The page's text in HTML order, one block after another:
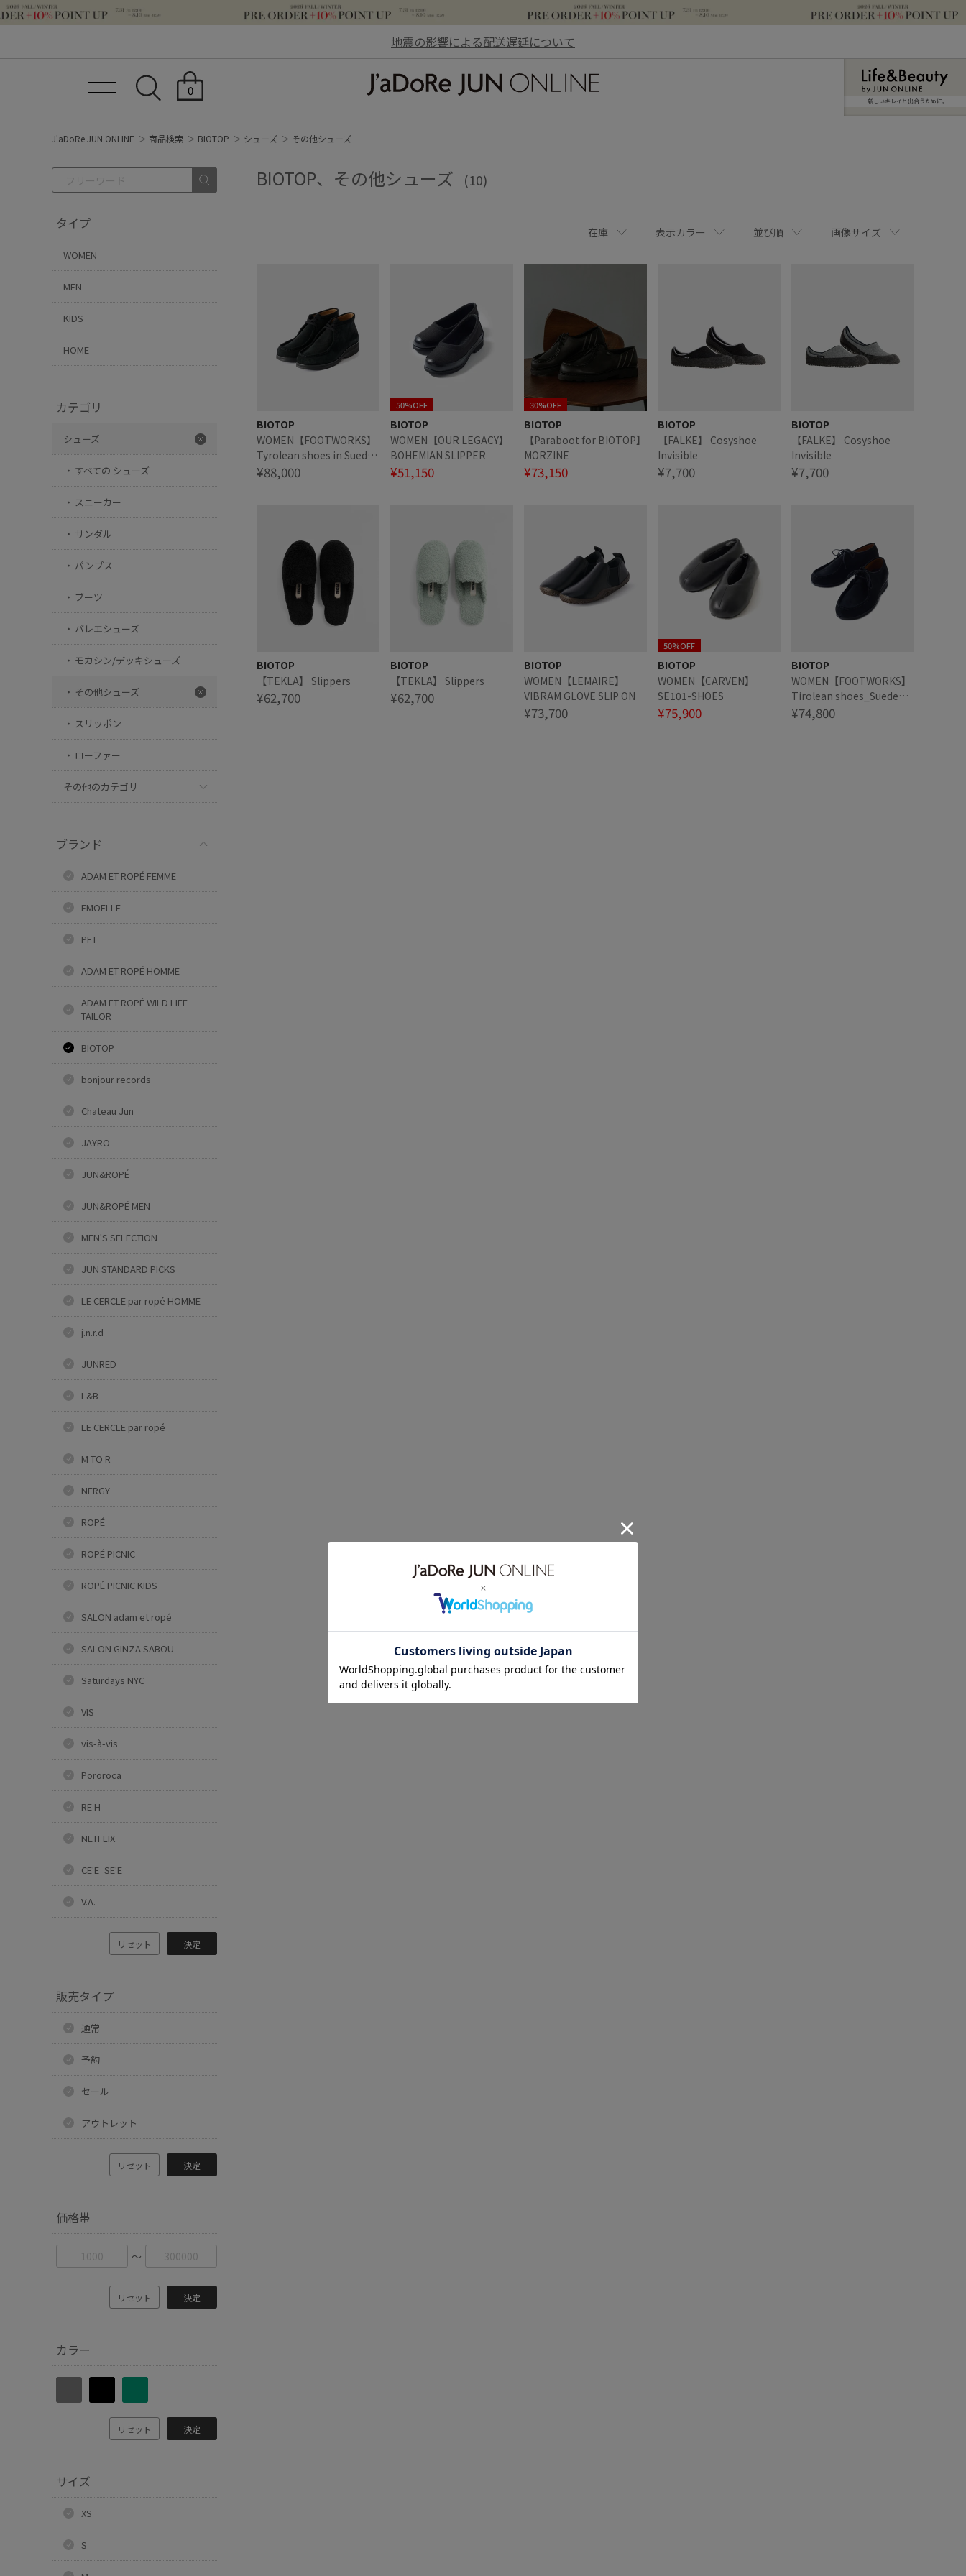
地震の影響による配送遅延について
0
新しいキレイと出合うために。
J'aDoRe JUN ONLINE 商品検索 BIOTOP シューズ その他シューズ
タイプ
WOMEN
MEN
KIDS
HOME
カテゴリ
シューズ
すべての シューズ
スニーカー
サンダル
パンプス
ブーツ
バレエシューズ
モカシン/デッキシューズ
その他シューズ
スリッポン
ローファー
その他のカテゴリ
ブランド
ADAM ET ROPÉ FEMME
EMOELLE
PFT
ADAM ET ROPÉ HOMME
ADAM ET ROPÉ WILD LIFE
TAILOR
BIOTOP
bonjour records
Chateau Jun
JAYRO
JUN&ROPÉ
JUN&ROPÉ MEN
MEN'S SELECTION
JUN STANDARD PICKS
LE CERCLE par ropé HOMME
j.n.r.d
JUNRED
L&B
LE CERCLE par ropé
M TO R
NERGY
ROPÉ
ROPÉ PICNIC
ROPÉ PICNIC KIDS
SALON adam et ropé
SALON GINZA SABOU
Saturdays NYC
VIS
vis-à-vis
Pororoca
RE H
NETFLIX
CE'E_SE'E
V.A.
リセット 決定
販売タイプ
通常
予約
セール
アウトレット
リセット 決定
価格帯
〜
リセット 決定
カラー
リセット 決定
サイズ
XS
S
BIOTOP、その他シューズ (10)
在庫 表示カラー 並び順 画像サイズ
BIOTOP
WOMEN【FOOTWORKS】
Tyrolean shoes in Suede
leather (middle cut type)
¥88,000
50%OFF
BIOTOP
WOMEN【OUR LEGACY】
BOHEMIAN SLIPPER
¥51,150
30%OFF
BIOTOP
【Paraboot for BIOTOP】
MORZINE
¥73,150
BIOTOP
【FALKE】 Cosyshoe
Invisible
¥7,700
BIOTOP
【FALKE】 Cosyshoe
Invisible
¥7,700
BIOTOP
【TEKLA】 Slippers
¥62,700
BIOTOP
【TEKLA】 Slippers
¥62,700
BIOTOP
WOMEN【LEMAIRE】
VIBRAM GLOVE SLIP ON
¥73,700
50%OFF
BIOTOP
WOMEN【CARVEN】
SE101-SHOES
¥75,900
BIOTOP
WOMEN【FOOTWORKS】
Tirolean shoes_Suede
leather
¥74,800